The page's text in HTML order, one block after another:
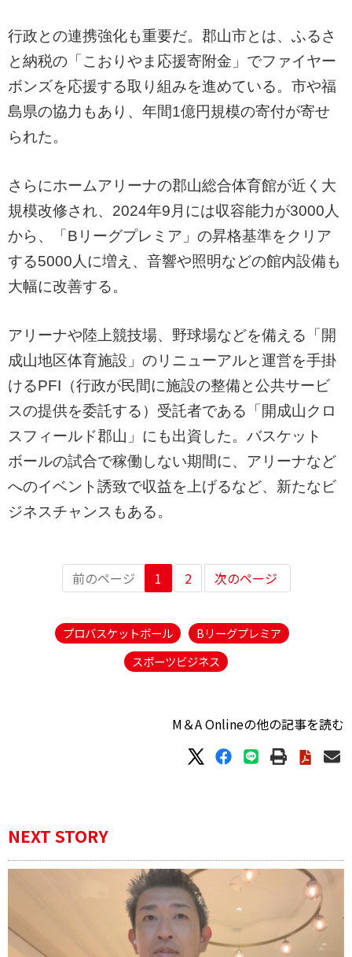
行政との連携強化も重要だ。郡山市とは、ふるさ
と納税の「こおりやま応援寄附金」でファイヤー
ボンズを応援する取り組みを進めている。市や福
島県の協力もあり、年間1億円規模の寄付が寄せ
られた。
さらにホームアリーナの郡山総合体育館が近く大
規模改修され、2024年9月には収容能力が3000人
から、「Bリーグプレミア」の昇格基準をクリア
する5000人に増え、音響や照明などの館内設備も
大幅に改善する。
アリーナや陸上競技場、野球場などを備える「開
成山地区体育施設」のリニューアルと運営を手掛
けるPFI（行政が民間に施設の整備と公共サービ
スの提供を委託する）受託者である「開成山クロ
スフィールド郡山」にも出資した。バスケット
ボールの試合で稼働しない期間に、アリーナなど
へのイベント誘致で収益を上げるなど、新たなビ
ジネスチャンスもある。
前のページ 1 2 次のページ
プロバスケットボール
Bリーグプレミア
スポーツビジネス
M＆A Onlineの他の記事を読む
NEXT STORY